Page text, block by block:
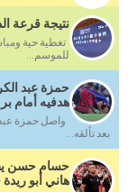
نتيجة قرعة
تغطية حية
للموسم...
حمزة عبد
هدفيه أمام
واصل حمزة عبد
بعد تألقه...
هاني أبو